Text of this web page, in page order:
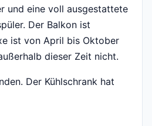
und eine voll ausgestattete
Der Balkon ist
ist von April bis Oktober
dieser Zeit nicht.
Der Kühlschrank hat